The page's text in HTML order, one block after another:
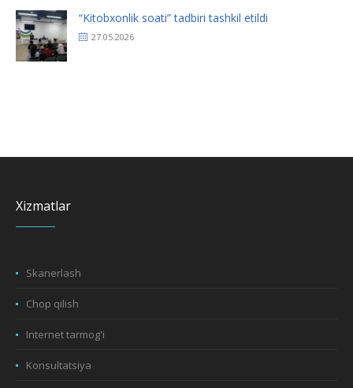
“Kitobxonlik soati” tadbiri tashkil etildi
27.05.2026
Xizmatlar
Skanerlash
Chop qilish
Internet tarmog'i
Konsultatsiya